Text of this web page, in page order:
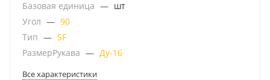
Базовая единица — шт
Угол — 90
Тип — SF
РазмерРукава — Ду-16
Все характеристики